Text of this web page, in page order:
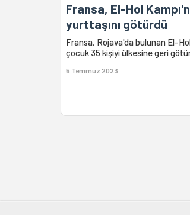
Fransa, El-Hol
yurttaşını götürdü
Fransa, Rojava'da bulunan El-
çocuk 35 kişiyi ülkesine geri
5 Temmuz 2023